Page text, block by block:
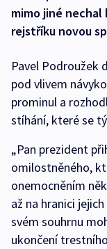
mimo jiné
rejstříku novou
Pavel Podroužek
pod vlivem
prominul a
stíhání, které se
„Pan prezident
omilostněného,
onemocněním
až na hranici
svém souhrnu
ukončení